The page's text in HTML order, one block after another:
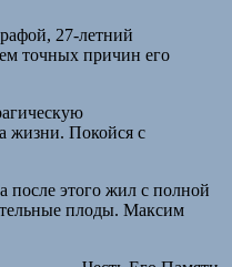
27-летний
точных причин его
жизни. Покойся с
после этого жил с полной
плоды. Максим